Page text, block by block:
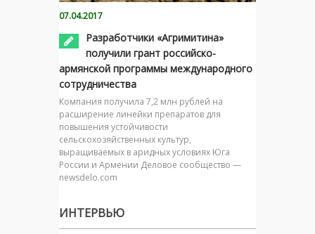
07.04.2017
Разработчики «Агримитина»
получили грант российско-
армянской программы международного
сотрудничества
Компания получила 7,2 млн рублей на
расширение линейки препаратов для
повышения устойчивости
сельскохозяйственных культур,
выращиваемых в аридных условиях Юга
России и Армении Деловое сообщество —
newsdelo.com
ИНТЕРВЬЮ